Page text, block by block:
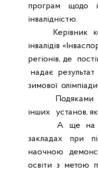
програм
щодо
інвалідністю.
Керівник
інвалідів
регіонів, де
надає результат
зимової олімпіади
Подяками
інших
установ,
А
ще на
закладах
при
наочною
освіти з метою